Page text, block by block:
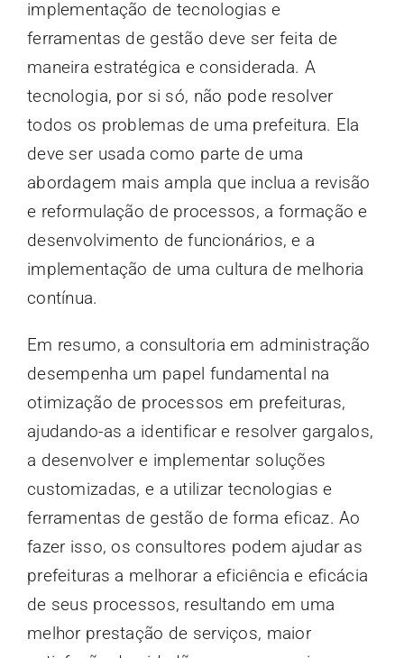
implementação de tecnologias e
ferramentas de gestão deve ser feita de
maneira estratégica e considerada. A
tecnologia, por si só, não pode resolver
todos os problemas de uma prefeitura. Ela
deve ser usada como parte de uma
abordagem mais ampla que inclua a revisão
e reformulação de processos, a formação e
desenvolvimento de funcionários, e a
implementação de uma cultura de melhoria
contínua.
Em resumo, a consultoria em administração
desempenha um papel fundamental na
otimização de processos em prefeituras,
ajudando-as a identificar e resolver gargalos,
a desenvolver e implementar soluções
customizadas, e a utilizar tecnologias e
ferramentas de gestão de forma eficaz. Ao
fazer isso, os consultores podem ajudar as
prefeituras a melhorar a eficiência e eficácia
de seus processos, resultando em uma
melhor prestação de serviços, maior